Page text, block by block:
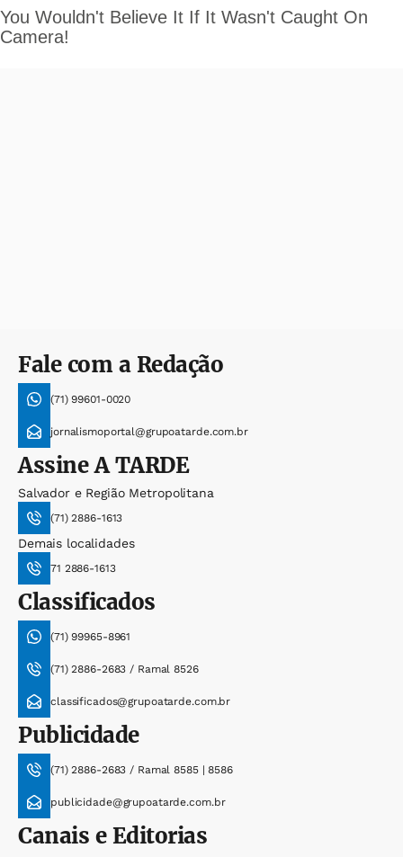
Fale com a Redação
(71) 99601-0020
jornalismoportal@grupoatarde.com.br
AssineA TARDE
Salvador e Região Metropolitana
(71) 2886-1613
Demais localidades
71 2886-1613
Classificados
(71) 99965-8961
(71) 2886-2683 / Ramal 8526
classificados@grupoatarde.com.br
Publicidade
(71) 2886-2683 / Ramal 8585 | 8586
publicidade@grupoatarde.com.br
Canais e Editorias